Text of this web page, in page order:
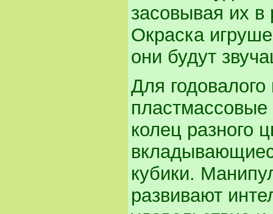
засовывая их в
Окраска
они будут
Для
колец разного
кубики.
развивают